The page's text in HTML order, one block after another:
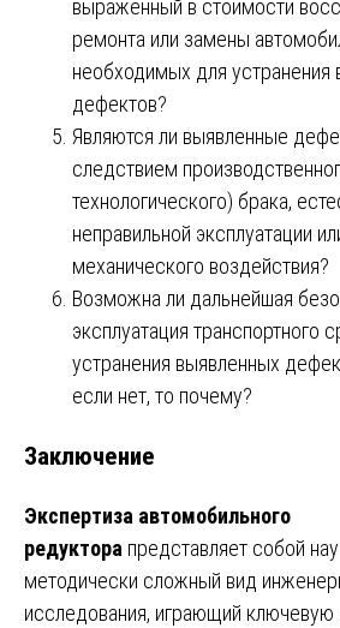
выраженный в стоимости
ремонта или замены
необходимых для устранения
дефектов?
Являются ли выявленные
следствием
технологического) брака,
неправильной эксплуатации
механического воздействия?
Возможна ли дальнейшая
эксплуатация транспортного
устранения выявленных
если нет, то почему?
Заключение
Экспертиза автомобильного
редуктора представляет собой
методически сложный вид
исследования, играющий ключевую